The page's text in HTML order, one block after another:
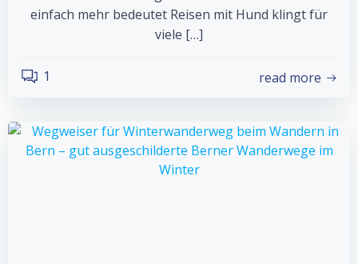
einfach mehr bedeutet Reisen mit Hund klingt für
viele […]
1 read more